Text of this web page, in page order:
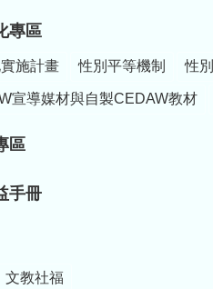
專區
施計畫 性別平等機制 性
宣導媒材與自製CEDAW教材
區
手冊
文教社福